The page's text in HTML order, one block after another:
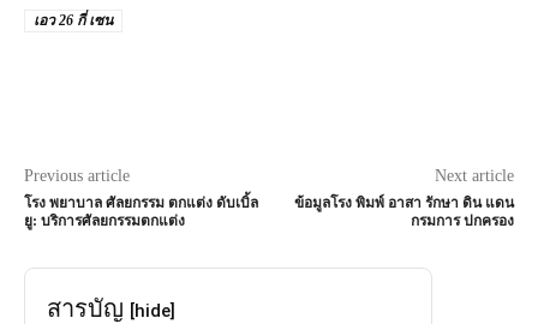
เอว 26 กี่ เซน
Previous article
โรง พยาบาล ศัลยกรรม ตกแต่ง ดับเบิ้ล
ยู: บริการศัลยกรรมตกแต่ง
Next article
ข้อมูลโรง พิมพ์ อาสา รักษา ดิน แดน
กรมการ ปกครอง
สารบัญ [hide]